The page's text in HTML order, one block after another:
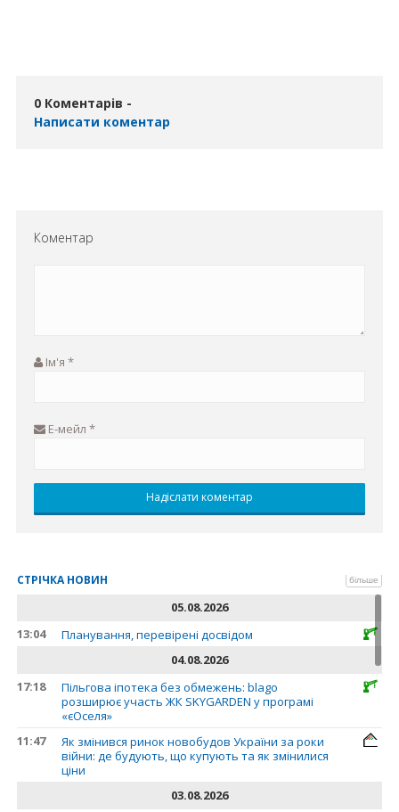
0 Коментарів -
Написати коментар
Коментар
Ім'я *
Е-мейл *
СТРІЧКА НОВИН більше
05.08.2026
13:04
Планування, перевірені досвідом
04.08.2026
17:18
Пільгова іпотека без обмежень: blago
розширює участь ЖК SKYGARDEN у програмі
«єОселя»
11:47
Як змінився ринок новобудов України за роки
війни: де будують, що купують та як змінилися
ціни
03.08.2026